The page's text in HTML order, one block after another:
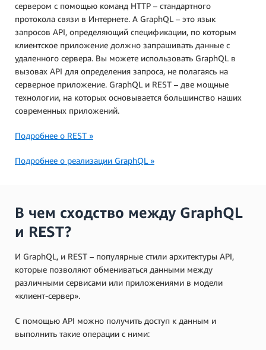
сервером с помощью команд HTTP – стандартного
протокола связи в Интернете. А GraphQL – это язык
запросов API, определяющий спецификации, по которым
клиентское приложение должно запрашивать данные с
удаленного сервера. Вы можете использовать GraphQL в
вызовах API для определения запроса, не полагаясь на
серверное приложение. GraphQL и REST – две мощные
технологии, на которых основывается большинство наших
современных приложений.
Подробнее о REST »
Подробнее о реализации GraphQL »
В чем сходство между GraphQL
и REST?
И GraphQL, и REST – популярные стили архитектуры API,
которые позволяют обмениваться данными между
различными сервисами или приложениями в модели
«клиент-сервер».
С помощью API можно получить доступ к данным и
выполнить такие операции с ними: